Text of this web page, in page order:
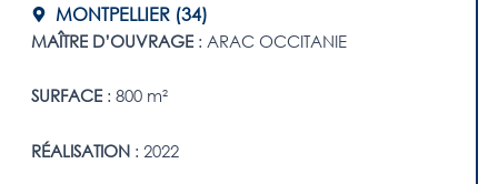
MONTPELLIER (34)
MAÎTRE D’OUVRAGE : ARAC OCCITANIE
SURFACE: 800 m²
RÉALISATION: 2022